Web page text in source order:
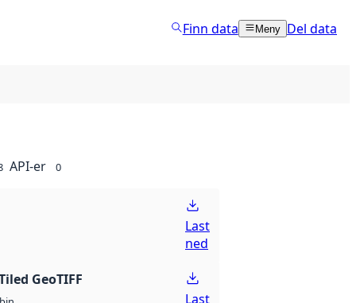
Finn data Meny Del data
API-er 0
Last
ned
GeoTIFF
Last